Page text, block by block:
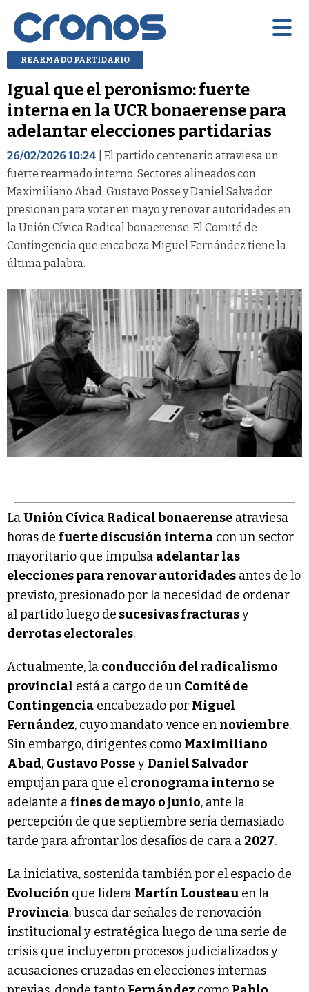
REARMADO PARTIDARIO
Igual que el peronismo: fuerte
interna en la UCR bonaerense para
adelantar elecciones partidarias
26/02/2026 10:24 | El partido centenario atraviesa un
fuerte rearmado interno. Sectores alineados con
Maximiliano Abad, Gustavo Posse y Daniel Salvador
presionan para votar en mayo y renovar autoridades en
la Unión Cívica Radical bonaerense. El Comité de
Contingencia que encabeza Miguel Fernández tiene la
última palabra.
LaUnión Cívica Radical bonaerense atraviesa
horas de fuerte discusión interna con un sector
mayoritario que impulsa adelantar las
elecciones para renovar autoridades antes de lo
previsto, presionado por la necesidad de ordenar
al partido luego de sucesivas fracturasy
derrotas electorales.
Actualmente, la conducción del radicalismo
provincial está a cargo de un Comité de
Contingencia encabezado por Miguel
Fernández, cuyo mandato vence en noviembre.
Sin embargo, dirigentes como Maximiliano
Abad, Gustavo PosseyDaniel Salvador
empujan para que el cronograma interno se
adelante afines de mayo o junio, ante la
percepción de que septiembre sería demasiado
tarde para afrontar los desafíos de cara a 2027.
La iniciativa, sostenida también por el espacio de
Evolución que lidera Martín Lousteau en la
Provincia, busca dar señales de renovación
institucional y estratégica luego de una serie de
crisis que incluyeron procesos judicializados y
acusaciones cruzadas en elecciones internas